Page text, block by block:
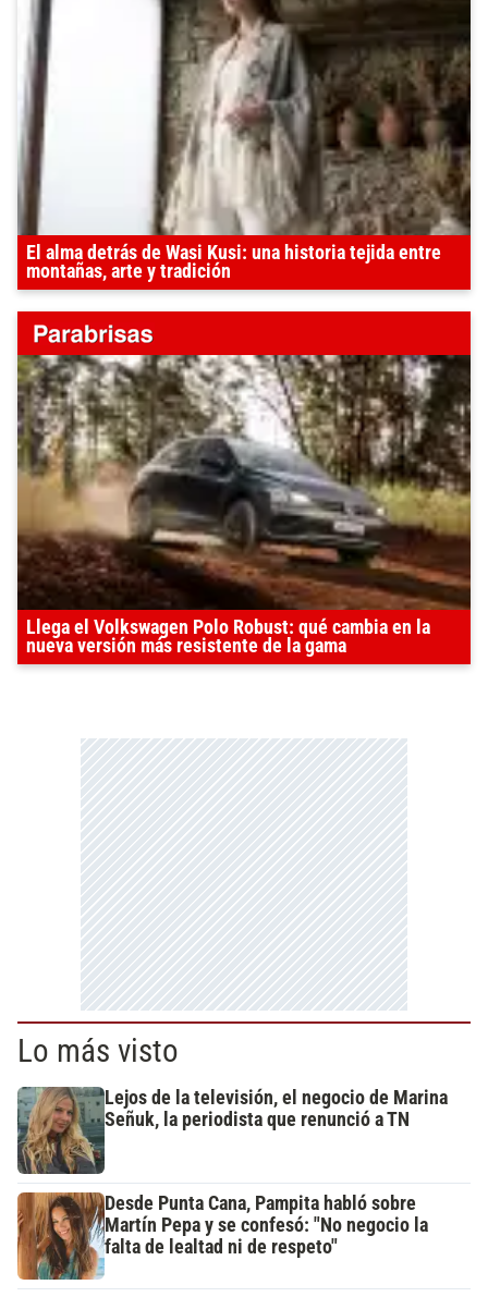
El alma detrás de Wasi Kusi: una historia tejida entre
montañas, arte y tradición
Llega el Volkswagen Polo Robust: qué cambia en la
nueva versión más resistente de la gama
Lo más visto
Lejos de la televisión, el negocio de Marina
Señuk, la periodista que renunció a TN
Desde Punta Cana, Pampita habló sobre
Martín Pepa y se confesó: "No negocio la
falta de lealtad ni de respeto"